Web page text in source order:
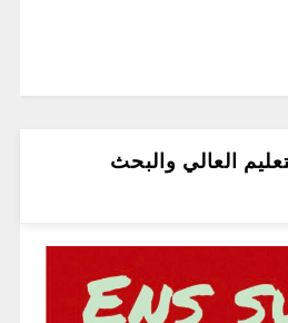
العالي والبحث